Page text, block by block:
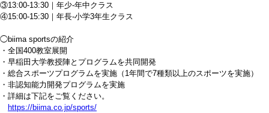
③13:00-13:30｜年少-年中クラス
④15:00-15:30｜年長-小学3年生クラス
◯biima sportsの紹介
・全国400教室展開
・早稲田大学教授陣とプログラムを共同開発
・総合スポーツプログラムを実施（1年間で7種類以上のスポーツを実施）
・非認知能力開発プログラムを実施
・詳細は下記をご覧ください。
https://biima.co.jp/sports/